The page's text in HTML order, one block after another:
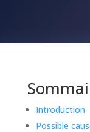
Introduction
Possible